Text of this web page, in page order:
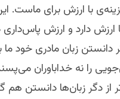
با ارزش برای ماست.
ارزش دارد و ارزش پاس‌داری
دانستن زبان مادری خود
را نه خداباوران
از دگر زبان‌ها دانستن هم